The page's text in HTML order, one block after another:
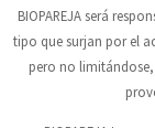
BIOPAREJAserá
tipo que surjan por el
pero no